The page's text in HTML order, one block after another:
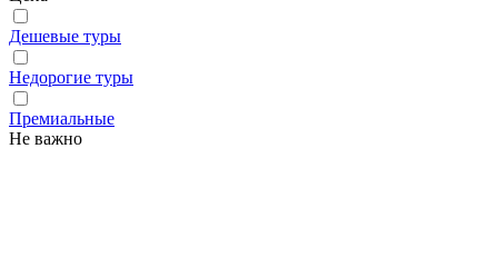
Дешевые туры
Недорогие туры
Премиальные
Не важно